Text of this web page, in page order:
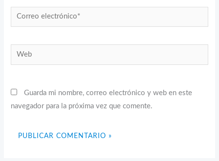
Correo
electrónico*
Web
Guarda mi nombre, correo electrónico y web en este
navegador para la próxima vez que comente.